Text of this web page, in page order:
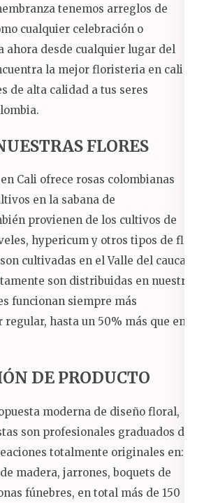
tenemos arreglos de
cualquier celebración o
ahora desde cualquier lugar del
la mejor floristeria en cali y
de alta calidad a tus seres
FLORES
Cali ofrece rosas colombianas
en la sabana de
provienen de los cultivos de
hypericum y otros tipos de flor.
cultivadas en el Valle del cauca y
son distribuidas en nuestro
funcionan siempre más
hasta un 50% más que en
DE PRODUCTO
moderna de diseño floral,
son profesionales graduados de
totalmente originales en:
madera, jarrones, boquets de
fúnebres, en total más de 150